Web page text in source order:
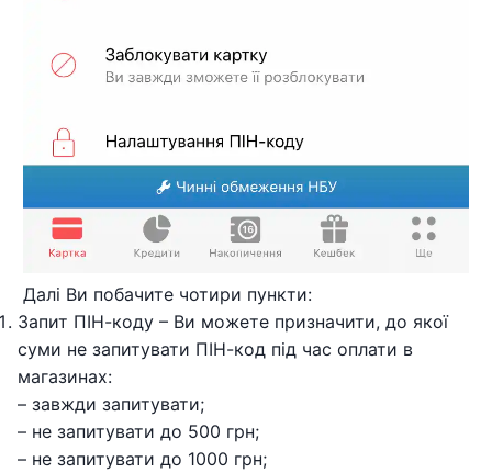
Далі Ви побачите чотири пункти:
Запит ПІН-коду – Ви можете призначити, до якої
суми не запитувати ПІН-код під час оплати в
магазинах:
– завжди запитувати;
– не запитувати до 500 грн;
– не запитувати до 1000 грн;